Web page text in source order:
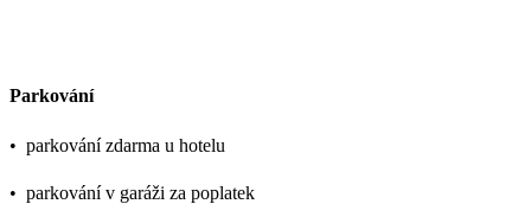
Parkování
• parkování zdarma u hotelu
• parkování v garáži za poplatek